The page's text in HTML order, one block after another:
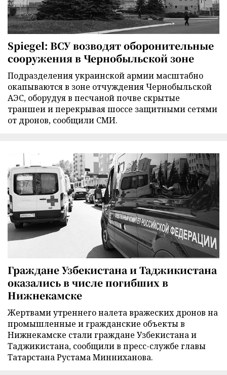
Spiegel: ВСУ возводят оборонительные
сооружения в Чернобыльской зоне
Подразделения украинской армии масштабно
окапываются в зоне отчуждения Чернобыльской
АЭС, оборудуя в песчаной почве скрытые
траншеи и перекрывая шоссе защитными сетями
от дронов, сообщили СМИ.
Граждане Узбекистана и Таджикистана
оказались в числе погибших в
Нижнекамске
Жертвами утреннего налета вражеских дронов на
промышленные и гражданские объекты в
Нижнекамске стали граждане Узбекистана и
Таджикистана, сообщили в пресс-службе главы
Татарстана Рустама Минниханова.